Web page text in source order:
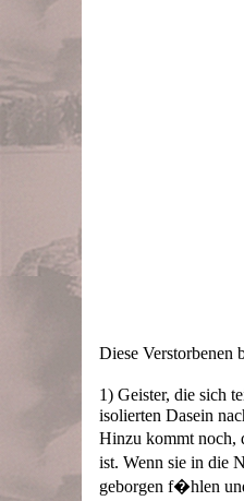
Diese Verstorbenen
1) Geister, die sich
isolierten Dasein
Hinzu kommt noch,
ist. Wenn sie in die
geborgen f�hlen